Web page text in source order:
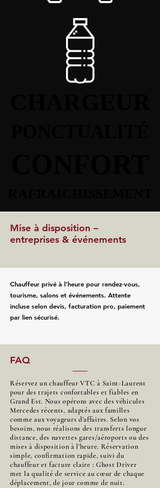
Mise à disposition –
entreprises & événements
Chauffeur privé à l’heure pour rendez‑vous,
tourisme, salons et événements. Attente
incluse selon devis, facturation pro, paiement
par lien sécurisé.
FAQ
Réservez un chauffeur VTC à Saint-Laurent
pour des trajets confortables et fiables en
Grand Est. Nous opérons avec des véhicules
Mercedes récents, adaptés aux familles
comme aux voyageurs d’affaires. Selon vos
besoins, nous réalisons des transferts longue
distance, des navettes gares/aéroports ou des
mises à disposition à l’heure. Réservation
simple, confirmation rapide, suivi du
chauffeur et facture claire : Ghost Driver
met la qualité de service au cœur de chaque
déplacement, de jour comme de nuit.